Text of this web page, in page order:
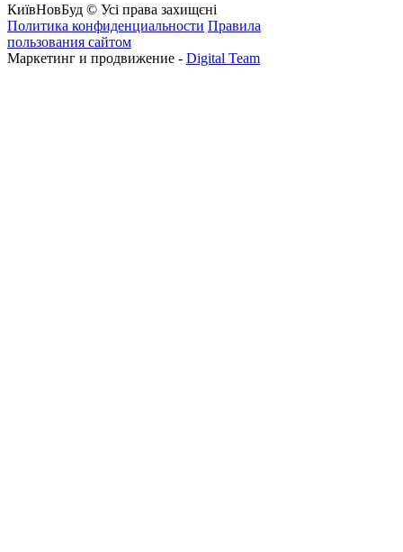
КиївНовБуд © Усі права захищєні
Политика конфиденциальности Правила
пользования сайтом
Маркетинг и продвижение - Digital Team